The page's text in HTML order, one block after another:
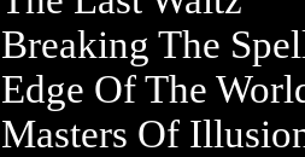
Breaking The
Edge Of The
Masters Of